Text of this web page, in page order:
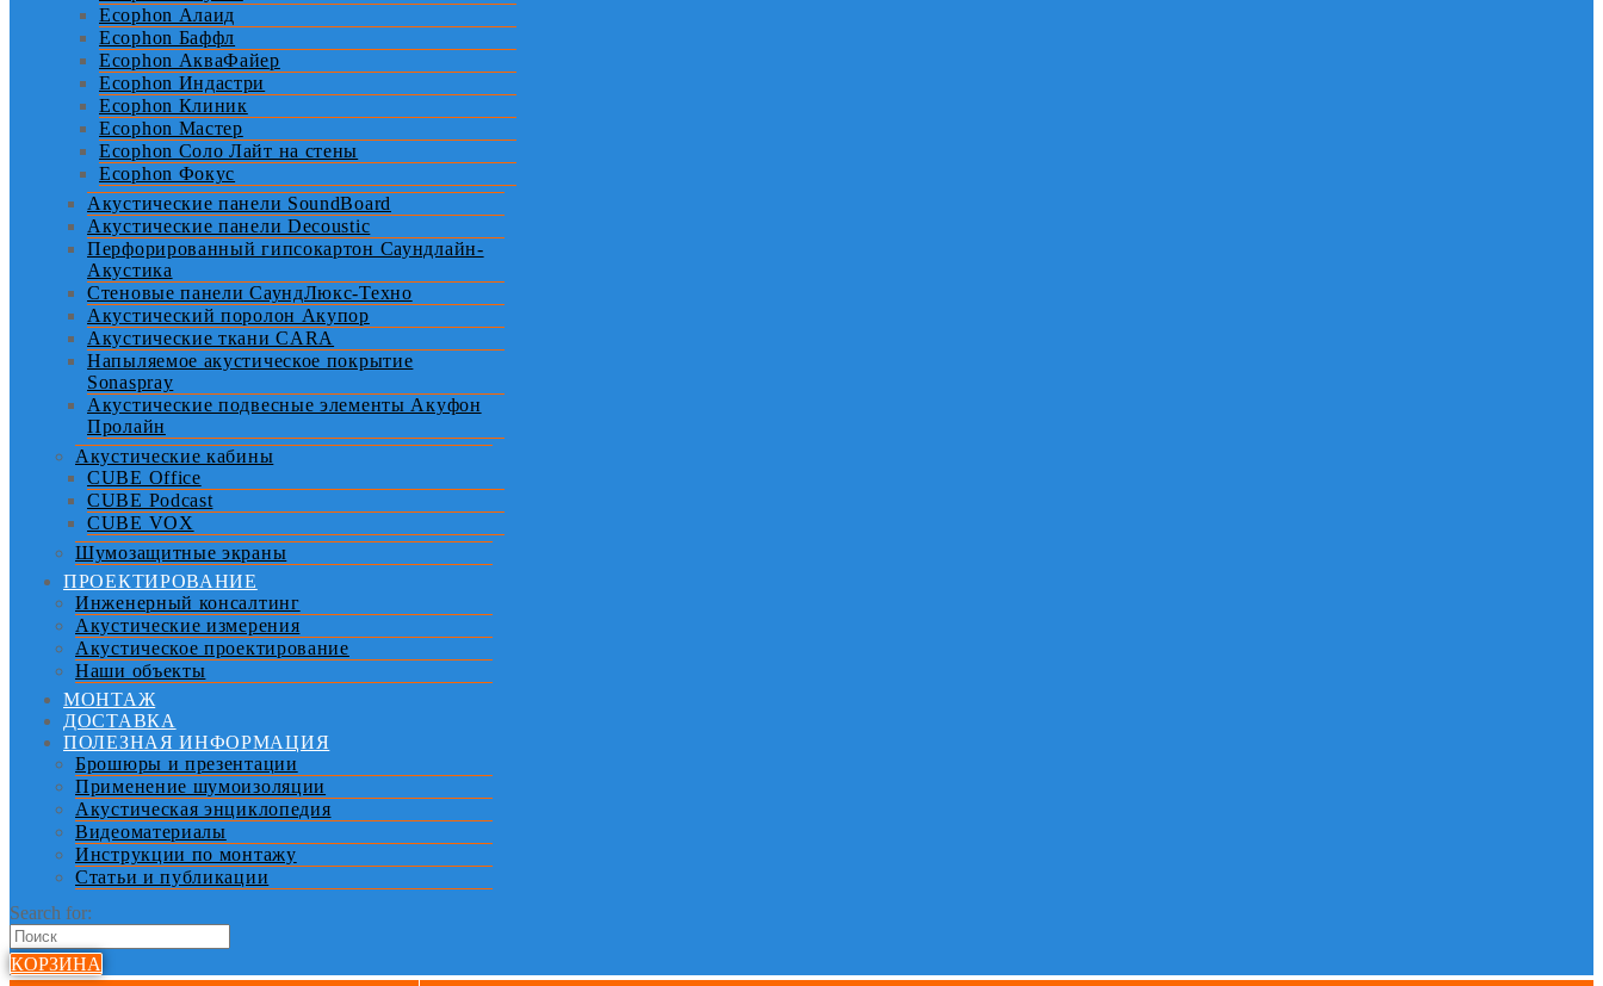
Ecophon Алаид
Ecophon Баффл
Ecophon АкваФайер
Ecophon Индастри
Ecophon Клиник
Ecophon Мастер
Ecophon Соло Лайт на стены
Ecophon Фокус
Акустические панели SoundBoard
Акустические панели Decoustic
Перфорированный гипсокартон Саундлайн-
Акустика
Стеновые панели СаундЛюкс-Техно
Акустический поролон Акупор
Акустические ткани CARA
Напыляемое акустическое покрытие
Sonaspray
Акустические подвесные элементы Акуфон
Пролайн
Акустические кабины
CUBE Office
CUBE Podcast
CUBE VOX
Шумозащитные экраны
ПРОЕКТИРОВАНИЕ
Инженерный консалтинг
Акустические измерения
Акустическое проектирование
Наши объекты
МОНТАЖ
ДОСТАВКА
ПОЛЕЗНАЯ ИНФОРМАЦИЯ
Брошюры и презентации
Применение шумоизоляции
Акустическая энциклопедия
Видеоматериалы
Инструкции по монтажу
Статьи и публикации
Search for:
КОРЗИНА